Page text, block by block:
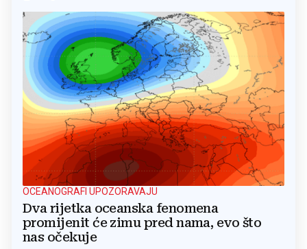
OCEANOGRAFI UPOZORAVAJU
Dva rijetka oceanska fenomena
promijenit će zimu pred nama, evo što
nas očekuje